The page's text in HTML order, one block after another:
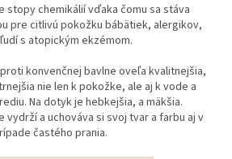
stopy chemikálií vďaka čomu sa stáva
pre citlivú pokožku bábätiek, alergikov,
s atopickým ekzémom.
konvenčnej bavlne oveľa kvalitnejšia,
nie len k pokožke, ale aj k vode a
Na dotyk je hebkejšia, a mäkšia.
vydrží a uchováva si svoj tvar a farbu aj v
častého prania.